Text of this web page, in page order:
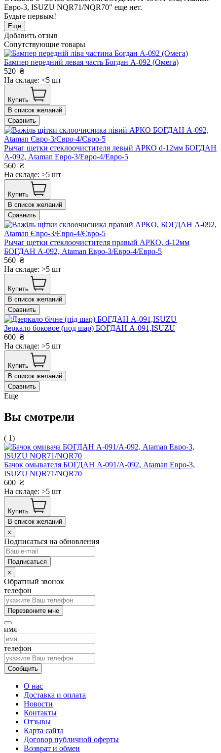
Евро-3, ISUZU NQR71/NQR70" еще нет.
Будьте первым!
Еще
Добавить отзыв
Сопутствующие товары
Бампер передний левая часть Богдан А-092 (Омега)
520 ₴
На складе: <5 шт
Купить
В список желаний
Сравнить
Рычаг щетки стеклоочистителя левый АРКО d-12мм БОГДАН
А-092, Ataman Евро-3/Евро-4/Евро-5
560 ₴
На складе: >5 шт
Купить
В список желаний
Сравнить
Рычаг щетки стеклоочистителя правый АРКО, d-12мм
БОГДАН А-092, Ataman Евро-3/Евро-4/Евро-5
560 ₴
На складе: >5 шт
Купить
В список желаний
Сравнить
Зеркало боковое (под шар) БОГДАН А-091,ISUZU
600 ₴
На складе: >5 шт
Купить
В список желаний
Сравнить
Еще
Вы смотрели
( 1)
Бачок омывателя БОГДАН А-091/А-092, Ataman Евро-3,
ISUZU NQR71/NQR70
600 ₴
На складе: >5 шт
Купить
В список желаний
x
Подписаться на обновления
x
Обратный звонок
телефон
Перезвоните мне
имя
телефон
Сообщить
О нас
Доставка и оплата
Новости
Контакты
Отзывы
Карта сайта
Договор публичной оферты
Возврат и обмен